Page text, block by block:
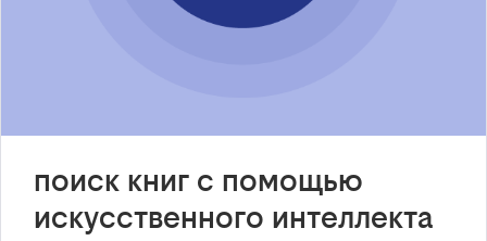
поиск книг с помощью
искусственного интеллекта